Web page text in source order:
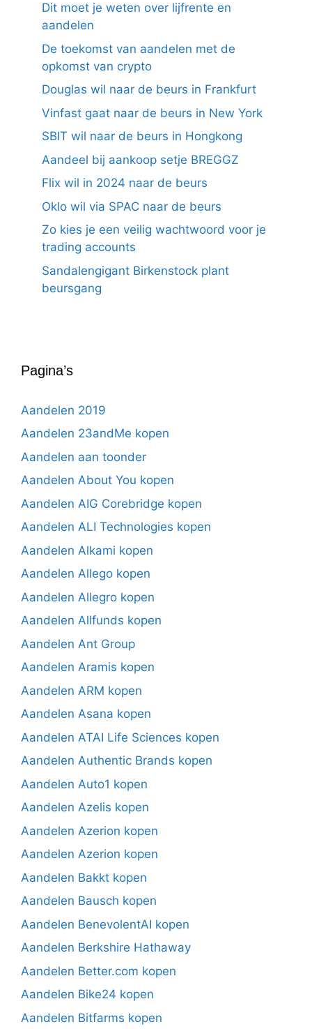
Dit moet je weten over lijfrente en
aandelen
De toekomst van aandelen met de
opkomst van crypto
Douglas wil naar de beurs in Frankfurt
Vinfast gaat naar de beurs in New York
SBIT wil naar de beurs in Hongkong
Aandeel bij aankoop setje BREGGZ
Flix wil in 2024 naar de beurs
Oklo wil via SPAC naar de beurs
Zo kies je een veilig wachtwoord voor je
trading accounts
Sandalengigant Birkenstock plant
beursgang
Pagina’s
Aandelen 2019
Aandelen 23andMe kopen
Aandelen aan toonder
Aandelen About You kopen
Aandelen AIG Corebridge kopen
Aandelen ALI Technologies kopen
Aandelen Alkami kopen
Aandelen Allego kopen
Aandelen Allegro kopen
Aandelen Allfunds kopen
Aandelen Ant Group
Aandelen Aramis kopen
Aandelen ARM kopen
Aandelen Asana kopen
Aandelen ATAI Life Sciences kopen
Aandelen Authentic Brands kopen
Aandelen Auto1 kopen
Aandelen Azelis kopen
Aandelen Azerion kopen
Aandelen Azerion kopen
Aandelen Bakkt kopen
Aandelen Bausch kopen
Aandelen BenevolentAI kopen
Aandelen Berkshire Hathaway
Aandelen Better.com kopen
Aandelen Bike24 kopen
Aandelen Bitfarms kopen